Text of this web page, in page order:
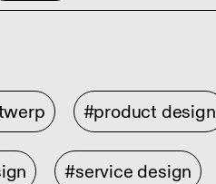
#product design
#service design